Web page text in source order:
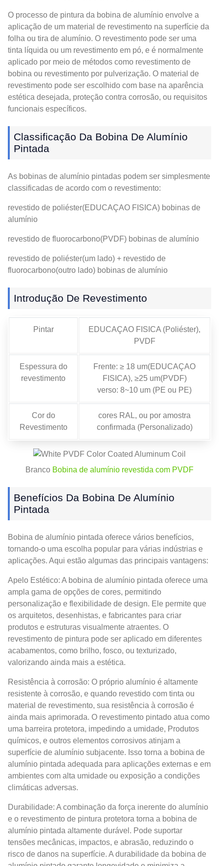
O processo de pintura da bobina de alumínio envolve a
aplicação de um material de revestimento na superfície da
folha ou tira de alumínio. O revestimento pode ser uma
tinta líquida ou um revestimento em pó, e é normalmente
aplicado por meio de métodos como revestimento de
bobina ou revestimento por pulverização. O material de
revestimento pode ser escolhido com base na aparência
estética desejada, proteção contra corrosão, ou requisitos
funcionais específicos.
Classificação Da Bobina De Alumínio
Pintada
As bobinas de alumínio pintadas podem ser simplesmente
classificadas de acordo com o revestimento:
revestido de poliéster(EDUCAÇAO FISICA) bobinas de
alumínio
revestido de fluorocarbono(PVDF) bobinas de alumínio
revestido de poliéster(um lado) + revestido de
fluorocarbono(outro lado) bobinas de alumínio
Introdução De Revestimento
Pintar
EDUCAÇAO FISICA (Poliéster),
PVDF
Espessura do
revestimento
Frente: ≥ 18 um(EDUCAÇAO
FISICA), ≥25 um(PVDF)
verso: 8~10 um (PE ou PE)
Cor do
Revestimento
cores RAL, ou por amostra
confirmada (Personalizado)
Branco Bobina de alumínio revestida com PVDF
Benefícios Da Bobina De Alumínio
Pintada
Bobina de alumínio pintada oferece vários benefícios,
tornando-o uma escolha popular para várias indústrias e
aplicações. Aqui estão algumas das principais vantagens:
Apelo Estético: A bobina de alumínio pintada oferece uma
ampla gama de opções de cores, permitindo
personalização e flexibilidade de design. Ele permite que
os arquitetos, desenhistas, e fabricantes para criar
produtos e estruturas visualmente atraentes. O
revestimento de pintura pode ser aplicado em diferentes
acabamentos, como brilho, fosco, ou texturizado,
valorizando ainda mais a estética.
Resistência à corrosão: O próprio alumínio é altamente
resistente à corrosão, e quando revestido com tinta ou
material de revestimento, sua resistência à corrosão é
ainda mais aprimorada. O revestimento pintado atua como
uma barreira protetora, impedindo a umidade, Produtos
químicos, e outros elementos corrosivos atinjam a
superfície de alumínio subjacente. Isso torna a bobina de
alumínio pintada adequada para aplicações externas e em
ambientes com alta umidade ou exposição a condições
climáticas adversas.
Durabilidade: A combinação da força inerente do alumínio
e o revestimento de pintura protetora torna a bobina de
alumínio pintada altamente durável. Pode suportar
tensões mecânicas, impactos, e abrasão, reduzindo o
risco de danos na superfície. A durabilidade da bobina de